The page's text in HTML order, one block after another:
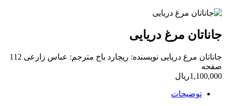
جاناتان مرغ دریایی
جاناتان مرغ دریایی نویسنده: ریچارد باخ مترجم: عباس زارعی 112
صفحه
1,100,000ریال
توضیحات